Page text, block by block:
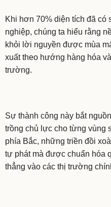
Khi hơn 70% diện tích đã có
nghiệp, chúng ta hiểu rằng
khỏi lời nguyền được mùa
xuất theo hướng hàng hóa
trường.
Sự thành công này bắt
trồng chủ lực cho từng vùng
phía Bắc, những triền đồi
tự phát mà được chuẩn hóa
thẳng vào các thị trường